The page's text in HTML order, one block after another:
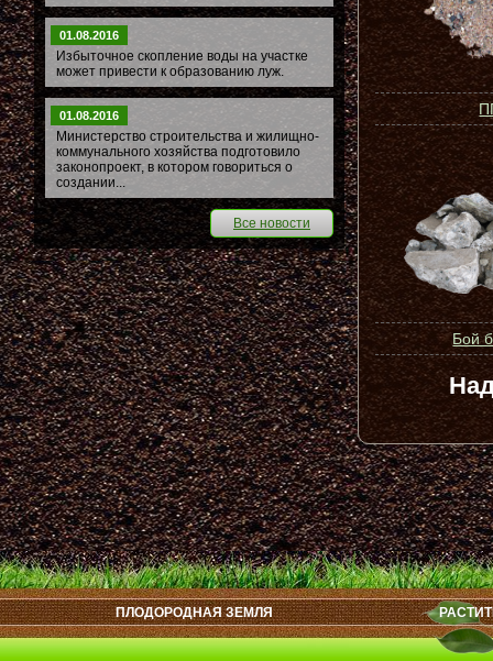
Бой
01.08.2016
Избыточное скопление воды на участке
может привести к образованию луж.
01.08.2016
Министерство строительства и жилищно-
коммунального хозяйства подготовило
законопроект, в котором говориться о
создании...
Все новости
ПЛОДОРОДНАЯ ЗЕМЛЯ